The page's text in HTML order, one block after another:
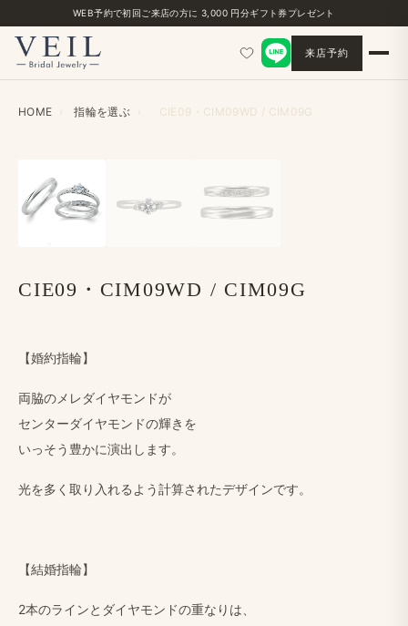
WEB予約で​初回ご来店の​方に​ 3,000 円分ギフト券プレゼント
来店予約
HOME › 指輪を​選ぶ › CIE09・CIM09WD / CIM09G
CIE09・CIM09WD / CIM09G
【婚約指輪】
両脇の​メレダイヤモンドが
センターダイヤモンドの​輝きを
いっそう​豊かに​演出します。
光を​多く​取り​入れる​よう​計算された​デザインです。
【結婚​指輪】
2本の​ラインと​ダイヤモンドの​重なりは、